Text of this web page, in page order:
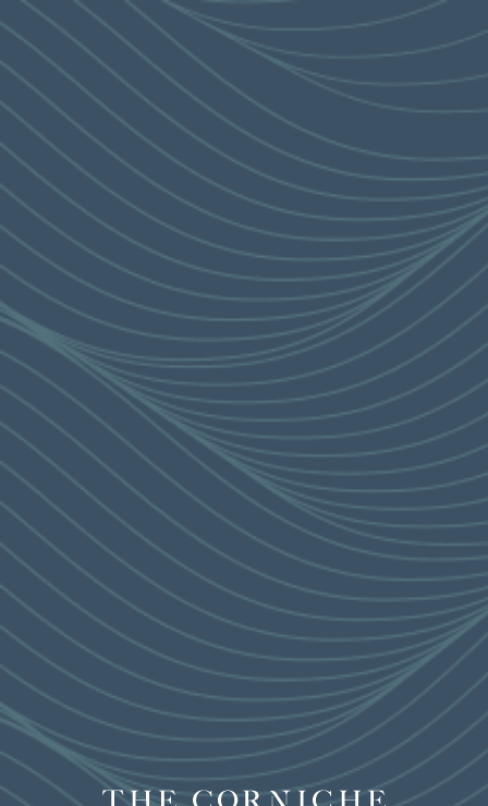
目錄 简
精湛風尚
凱玥
CLUB CORNICHE
禪園
媒體資料庫
宣傳影片
設計師影片
住宅
售樓說明書
鳥瞰照片